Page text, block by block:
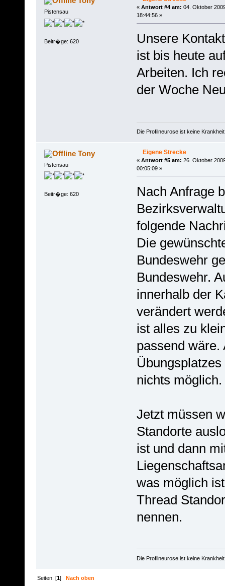
Pistensau
Beitr�ge: 620
« Antwort #4 am: 04. Oktober
18:44:56 »
Unsere
ist bis heute
Arbeiten. Ich
der Woche
Die Profilneurose ist keine
Tony
Pistensau
Beitr�ge: 620
Eigene Strecke
« Antwort #5 am: 26. Oktober
00:05:09 »
Nach Anfrage
folgende
Die
Bundeswehr
Bundeswehr.
innerhalb der
verändert
ist alles zu
passend wäre.
nichts möglich.
Jetzt müssen
Standorte
ist und dann
was möglich
Thread
nennen.
Die Profilneurose ist keine
Seiten: [1]Nach oben